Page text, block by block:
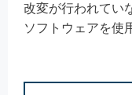
改変が行われてい
ソフトウェアを使